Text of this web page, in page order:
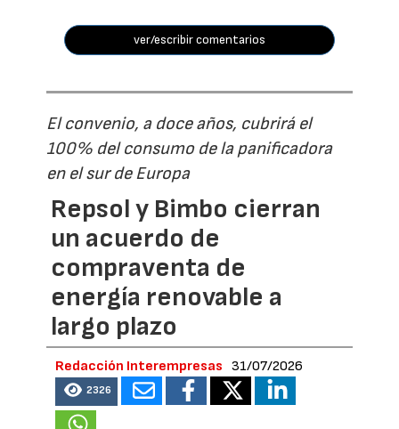
ver/escribir comentarios
El convenio, a doce años, cubrirá el
100% del consumo de la panificadora
en el sur de Europa
Repsol y Bimbo cierran
un acuerdo de
compraventa de
energía renovable a
largo plazo
Redacción Interempresas 31/07/2026
2326